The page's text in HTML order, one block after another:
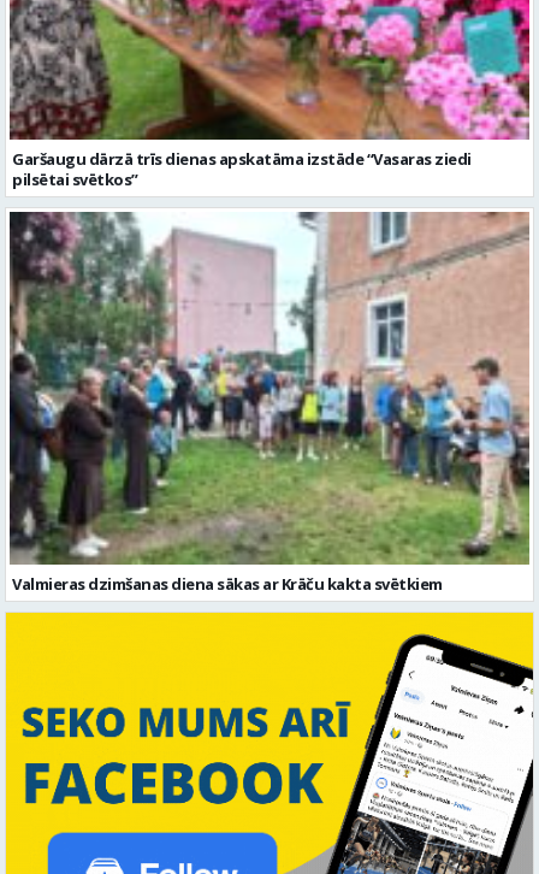
Garšaugu dārzā trīs dienas apskatāma izstāde “Vasaras ziedi
pilsētai svētkos”
Valmieras dzimšanas diena sākas ar Krāču kakta svētkiem